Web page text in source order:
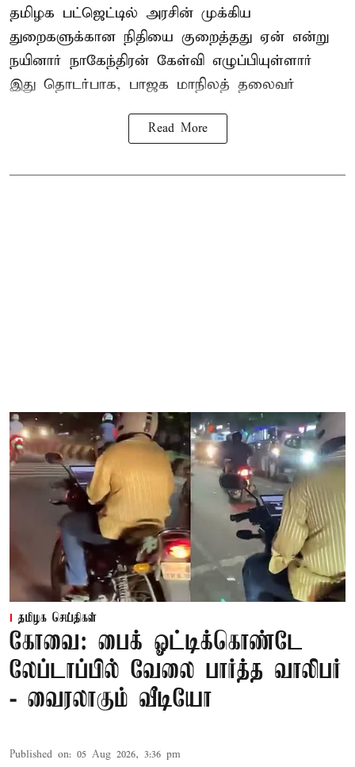
தமிழக பட்ஜெட்டில் அரசின் முக்கிய
துறைகளுக்கான நிதியை குறைத்தது ஏன் என்று
நயினார் நாகேந்திரன் கேள்வி எழுப்பியுள்ளார்
இது தொடர்பாக, பாஜக மாநிலத் தலைவர்
Read More
தமிழக செய்திகள்
கோவை: பைக் ஓட்டிக்கொண்டே
லேப்டாப்பில் வேலை பார்த்த வாலிபர்
- வைரலாகும் வீடியோ
Published on: 05 Aug 2026, 3:36 pm